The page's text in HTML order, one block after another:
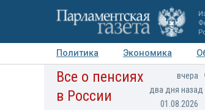
Политика Экономика
Авторы Персоны
Все о пенсиях
в России
вчера
два дня назад
01.08.2026